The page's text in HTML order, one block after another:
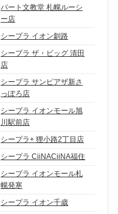
パート文教堂 札幌ルーシ
ー店
シープラ イオン釧路
シープラ ザ・ビッグ 清田
店
シープラ サンピアザ新さ
っぽろ店
シープラ イオンモール旭
川駅前店
シープラ+ 狸小路2丁目店
シープラ CiiNACiiNA福住
シープラ イオンモール札
幌発寒
シープラ イオン千歳